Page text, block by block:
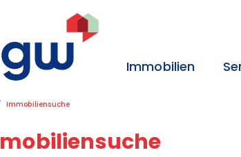
Immobilien
Immobiliensuche